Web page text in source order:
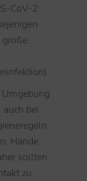
CoV-2
bei
Hände
sollten
zu